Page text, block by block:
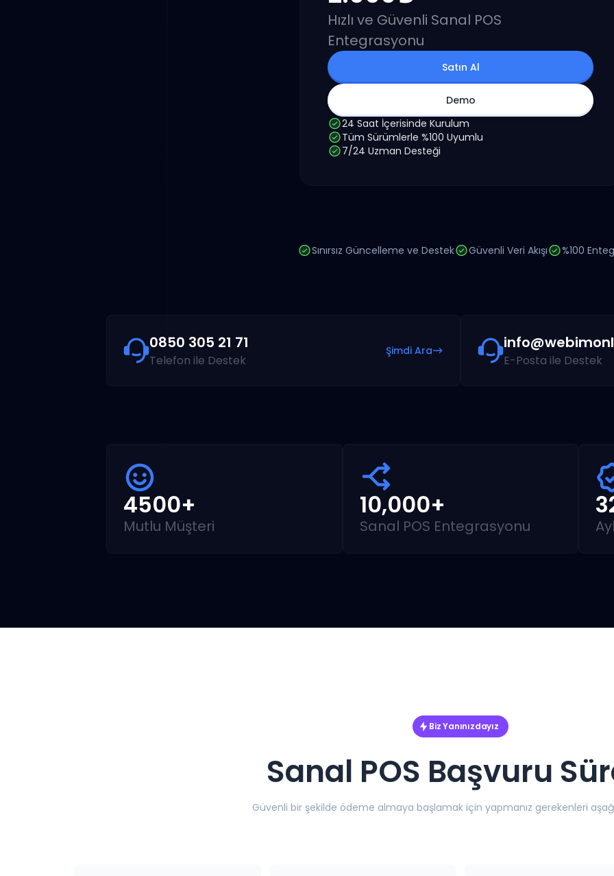
Hızlı ve Güvenli Sanal POS
Entegrasyonu
Satın Al
Demo
24 Saat İçerisinde Kurulum
Tüm Sürümlerle %100 Uyumlu
7/24 Uzman Desteği
Sınırsız Güncelleme ve Destek Güvenli Veri Akışı %100
0850 305 21 71
Telefon ile Destek
Şimdi Ara
E-Posta ile Destek
4500+
Mutlu Müşteri
10,000+
Sanal POS Entegrasyonu
Biz Yanınızdayız
Sanal POS Başvuru
Güvenli bir şekilde ödeme almaya başlamak için yapmanız gerekenleri